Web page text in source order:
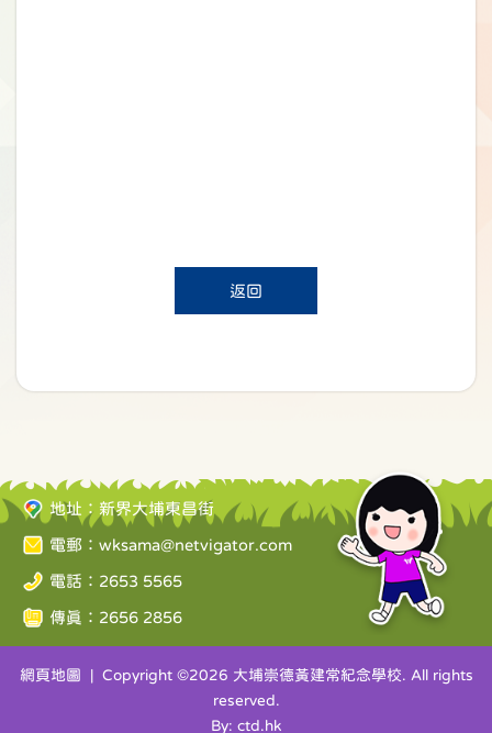
返回
地址：新界大埔東昌街
電郵： wksama@netvigator.com
電話：2653 5565
傳真：2656 2856
網頁地圖 | Copyright ©2026 大埔崇德黃建常紀念學校. All rights
reserved.
By: ctd.hk